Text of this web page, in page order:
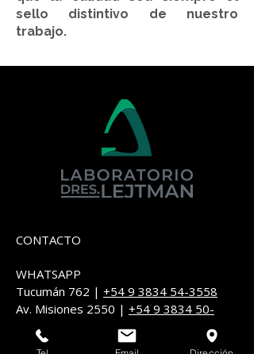
sello distintivo de nuestro
trabajo.
CONTACTO
WHATSAPP
Tucumán 762 | +54 9 3834 54-3558
​Av. Misiones 2550 | +54 9 3834 50-
1830